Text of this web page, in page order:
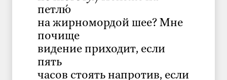
петлю́
на жирномордой шее? Мне
почище
видение приходит, если
пять
часов стоять напротив, если